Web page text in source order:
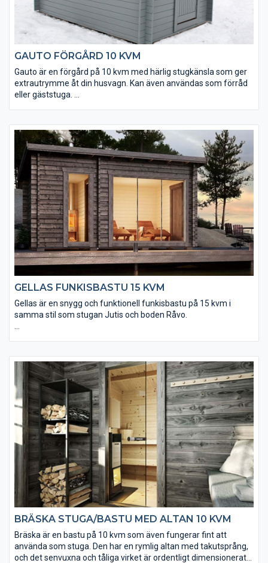
GAUTO FÖRGÅRD 10 KVM
Gauto är en förgård på 10 kvm med härlig stugkänsla som ger
extrautrymme åt din husvagn. Kan även användas som förråd
eller gäststuga.
husvagn ska sitta
• Taket utgörs av en slätspontspanel som är ändspontad
• Golvet och takpanelen är möbeltorr vilket ger god
formstabilitet
• Virket är av tålig senvuxen fura och rejält dimensionerat
(45x145 mm)
GELLAS FUNKISBASTU 15 KVM
Gellas är en snygg och funktionell funkisbastu på 15 kvm i
samma stil som stugan Jutis och boden Råvo.
• Välj mellan tre tillbehörspaket (endast till relaxdelen)
• Det skjutbara glaspartiet är av härdat isolerglas
• Taket utgörs av en slätspontspanel som är ändspontad
• Golvet och takpanelen är möbeltorr för god formstabilitet
• Takpaket med eller utan shingel kan köpas till
• Ett extra timmervarv kan köpas till
BRÄSKA STUGA/BASTU MED ALTAN 10 KVM
Bräska är en bastu på 10 kvm som även fungerar fint att
använda som stuga. Den har en rymlig altan med takutsprång,
och det senvuxna och tåliga virket är ordentligt dimensionerat